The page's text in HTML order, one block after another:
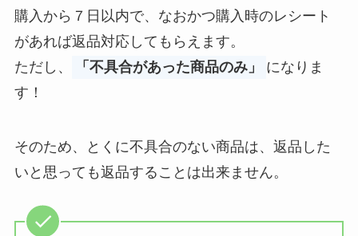
購入から７日以内で、なおかつ購入時のレシート
があれば返品対応してもらえます。
ただし、
「不具合があった商品のみ」
になりま
す！
そのため、とくに不具合のない商品は、返品した
いと思っても返品することは出来ません。